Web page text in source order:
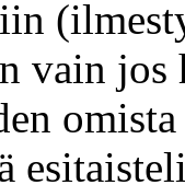
vain jos